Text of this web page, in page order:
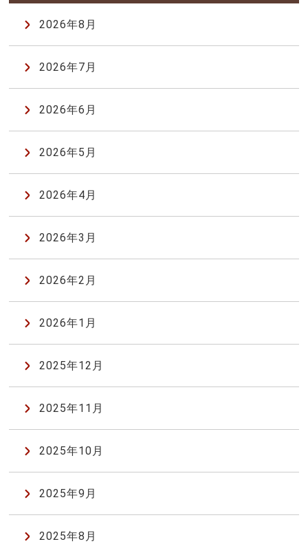
2026年8月
2026年7月
2026年6月
2026年5月
2026年4月
2026年3月
2026年2月
2026年1月
2025年12月
2025年11月
2025年10月
2025年9月
2025年8月